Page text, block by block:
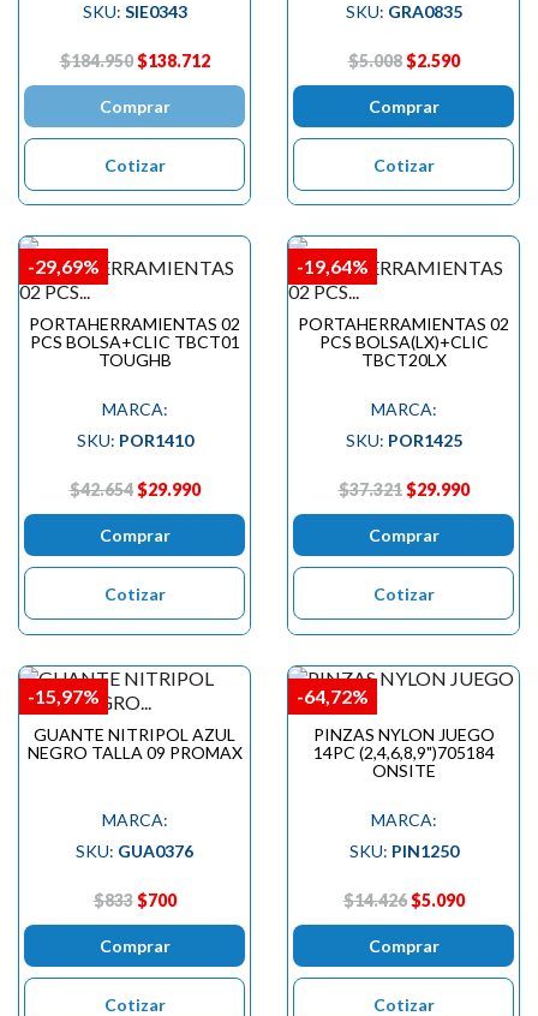
SKU: SIE0343
$184.950 $138.712
Comprar
Cotizar
SKU: GRA0835
$5.008 $2.590
Comprar
Cotizar
PORTAHERRAMIENTAS 02
PCS BOLSA+CLIC TBCT01
TOUGHB
MARCA:
SKU: POR1410
$42.654 $29.990
Comprar
Cotizar
-29,69%
PORTAHERRAMIENTAS 02
PCS BOLSA(LX)+CLIC
TBCT20LX
MARCA:
SKU: POR1425
$37.321 $29.990
Comprar
Cotizar
-19,64%
GUANTE NITRIPOL AZUL
NEGRO TALLA 09 PROMAX
MARCA:
SKU: GUA0376
$833 $700
Comprar
Cotizar
-15,97%
PINZAS NYLON JUEGO
14PC (2,4,6,8,9")705184
ONSITE
MARCA:
SKU: PIN1250
$14.426 $5.090
Comprar
Cotizar
-64,72%